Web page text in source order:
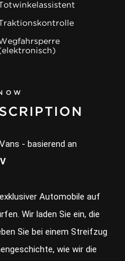
- basierend an
Automobile auf
Wir laden Sie ein, die
Sie bei einem Streifzug
wie wir die